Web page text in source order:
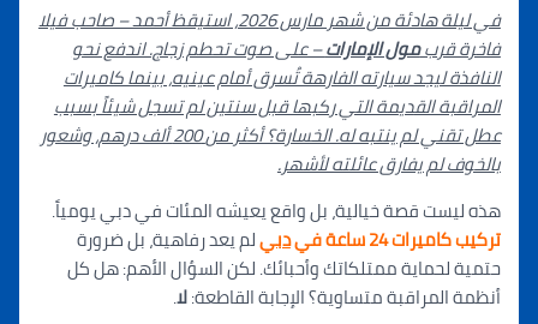
في ليلة هادئة من شهر مارس 2026، استيقظ أحمد – صاحب فيلا
فاخرة قربمول الإمارات– على صوت تحطم زجاج. اندفع نحو
النافذة ليجد سيارته الفارهة تُسرق أمام عينيه، بينما كاميرات
المراقبة القديمة التي ركبها قبل سنتين لم تسجل شيئاً بسبب
عطل تقني لم ينتبه له. الخسارة؟ أكثر من200
ألف درهم، وشعور
بالخوف لم يفارق عائلته لأشهر.
هذه ليست قصة خيالية، بل واقع يعيشه المئات في دبي يومياً.
تركيب كاميرات 24 ساعة في
دبيلم يعد رفاهية، بل ضرورة
حتمية لحماية ممتلكاتك وأحبائك. لكن السؤال الأهم: هل كل
أنظمة المراقبة متساوية؟ الإجابة القاطعة:لا.